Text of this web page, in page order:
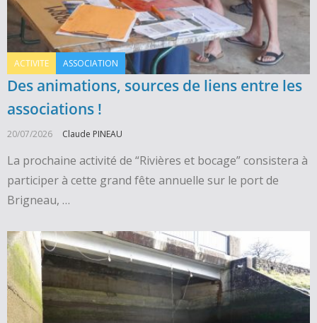
ACTIVITE ASSOCIATION
Des animations, sources de liens entre les
associations !
20/07/2026 Claude PINEAU
La prochaine activité de “Rivières et bocage” consistera à
participer à cette grand fête annuelle sur le port de
Brigneau, …